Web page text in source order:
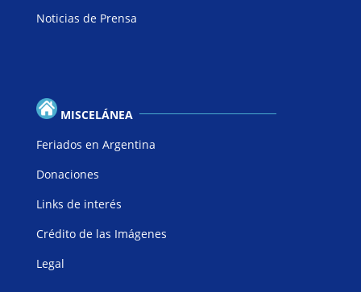
Noticias de Prensa
MISCELÁNEA
Feriados en Argentina
Donaciones
Links de interés
Crédito de las Imágenes
Legal